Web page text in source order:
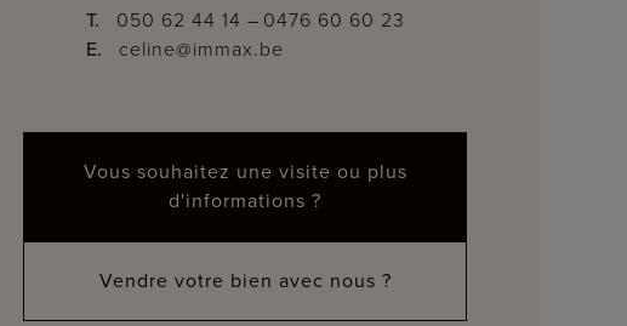
T. 050 62 44 14 – 0476 60 60 23
E.
celine@immax.be
Vous souhaitez une visite ou plus
d'informations ?
Vendre votre bien avec nous ?